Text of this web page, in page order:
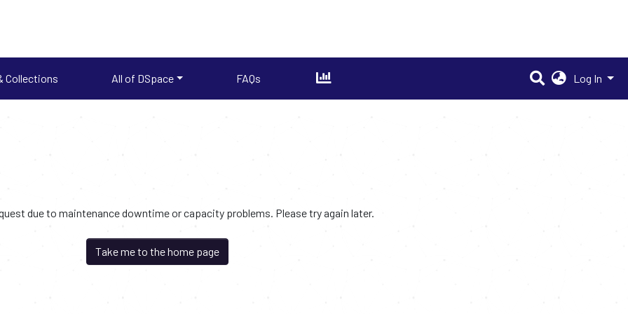
Collections All of DSpace FAQs Log In
due to maintenance downtime or capacity problems. Please try again later.
Take me to the home page